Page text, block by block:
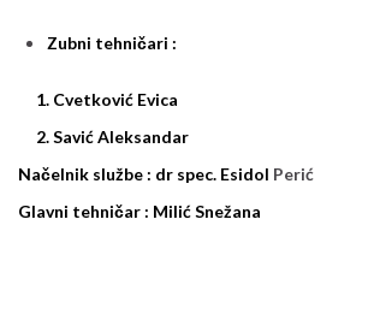
Zubni tehničari :
1. Cvetković Evica
2. Savić Aleksandar
Načelnik službe : dr spec. Esidol Perić
Glavni tehničar : Milić Snežana